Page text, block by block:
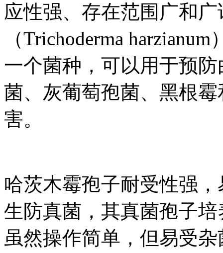
应性强、存在范围广和
（Trichoderma
一个菌种，可以用于预
菌、灰葡萄孢菌、黑根
害。
哈茨木霉孢子耐受性强
生防真菌，其真菌孢子
虽然操作简单，但易受